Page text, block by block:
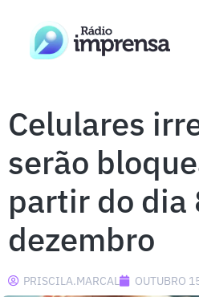
Celulares
serão
partir do dia
dezembro
PRISCILA.MARCAL OUTUBRO